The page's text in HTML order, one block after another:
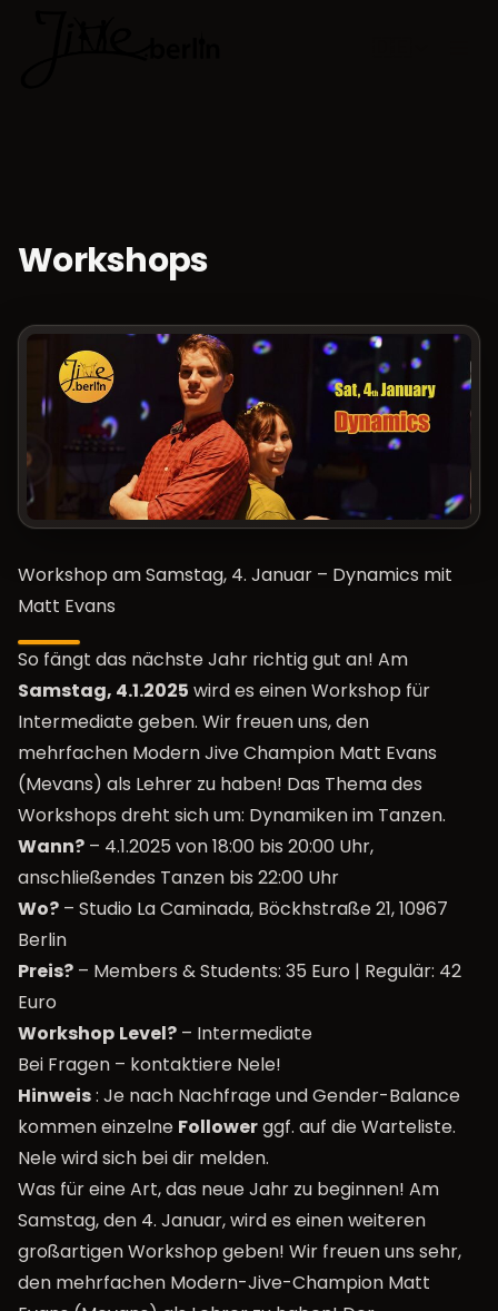
Workshops
Workshop am Samstag, 4. Januar – Dynamics mit
Matt Evans
So fängt das nächste Jahr richtig gut an! Am
Samstag, 4.1.2025 wird es einen Workshop für
Intermediate geben. Wir freuen uns, den
mehrfachen Modern Jive Champion Matt Evans
(Mevans) als Lehrer zu haben! Das Thema des
Workshops dreht sich um: Dynamiken im Tanzen.
Wann? – 4.1.2025 von 18:00 bis 20:00 Uhr,
anschließendes Tanzen bis 22:00 Uhr
Wo? – Studio La Caminada, Böckhstraße 21, 10967
Berlin
Preis? – Members & Students: 35 Euro | Regulär: 42
Euro
Workshop Level? – Intermediate
Bei Fragen – kontaktiere Nele!
Hinweis: Je nach Nachfrage und Gender-Balance
kommen einzelne Followerggf. auf die Warteliste.
Nele wird sich bei dir melden.
Was für eine Art, das neue Jahr zu beginnen! Am
Samstag, den 4. Januar, wird es einen weiteren
großartigen Workshop geben! Wir freuen uns sehr,
den mehrfachen Modern-Jive-Champion Matt